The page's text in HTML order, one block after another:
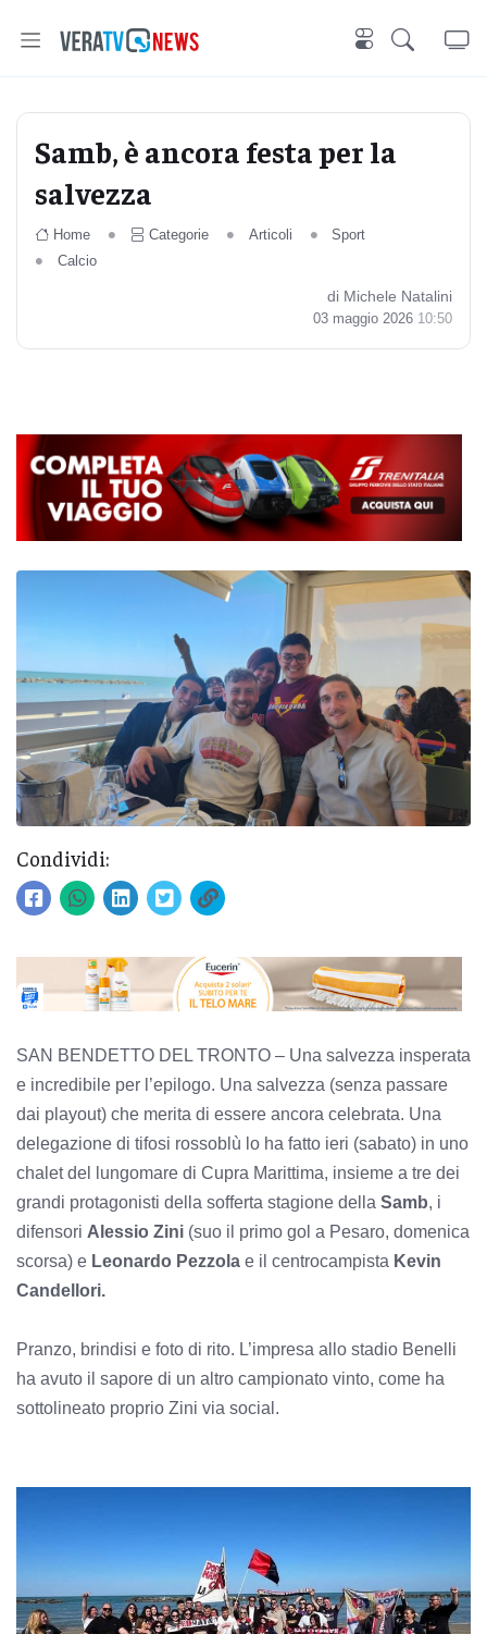
Samb, è ancora festa per la
salvezza
Home Categorie Articoli
Sport
Calcio
di Michele Natalini
03 maggio 2026 10:50
Condividi:
SAN BENDETTO DEL TRONTO – Una salvezza insperata
e incredibile per l’epilogo. Una salvezza (senza passare
dai playout) che merita di essere ancora celebrata. Una
delegazione di tifosi rossoblù lo ha fatto ieri (sabato) in uno
chalet del lungomare di Cupra Marittima, insieme a tre dei
grandi protagonisti della sofferta stagione della Samb, i
difensori Alessio Zini (suo il primo gol a Pesaro, domenica
scorsa) e Leonardo Pezzola e il centrocampista Kevin
Candellori.
Pranzo, brindisi e foto di rito. L’impresa allo stadio Benelli
ha avuto il sapore di un altro campionato vinto, come ha
sottolineato proprio Zini via social.